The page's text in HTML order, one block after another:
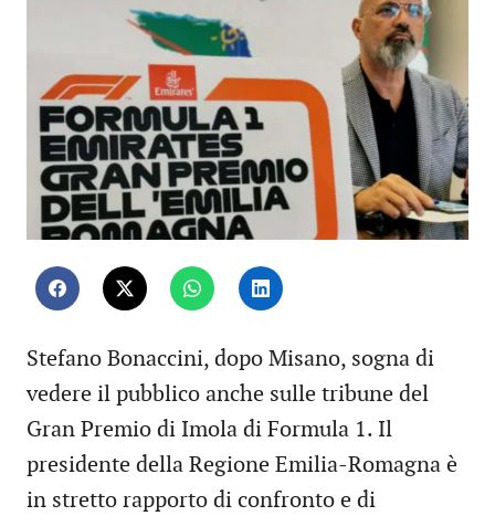
Stefano Bonaccini, dopo Misano, sogna di
vedere il pubblico anche sulle tribune del
Gran Premio di Imola di Formula 1. Il
presidente della Regione Emilia-Romagna è
in stretto rapporto di confronto e di